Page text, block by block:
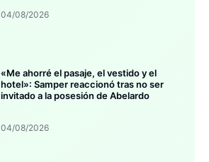
04/08/2026
«Me ahorré el pasaje, el vestido y el
hotel»: Samper reaccionó tras no ser
invitado a la posesión de Abelardo
04/08/2026